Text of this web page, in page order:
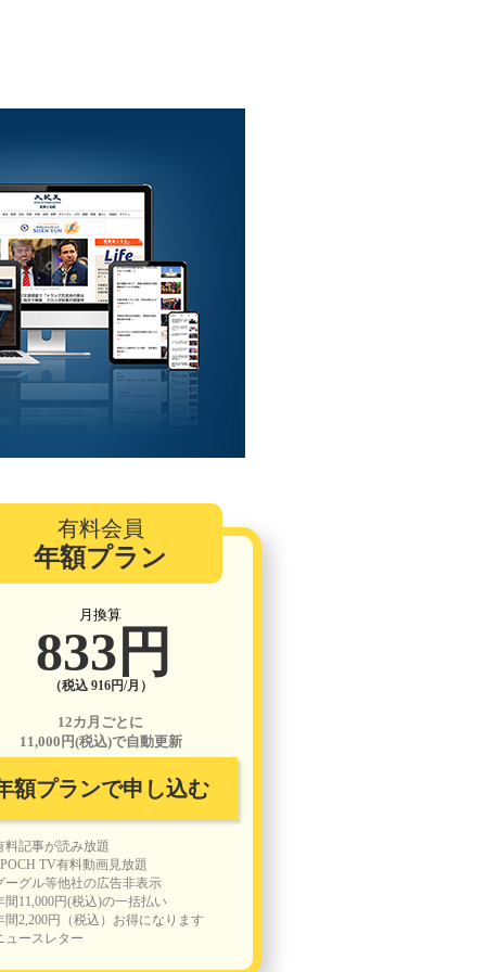
有料会員
年額プラン
月換算
833円
（税込 916円/月）
12カ月ごとに
11,000円(税込)で自動更新
額プランで申し込む
料記事が読み放題
TV有料動画見放題
ーグル等他社の広告非表示
間11,000円(税込)の一括払い
間2,200円（税込）お得になります
ュースレター